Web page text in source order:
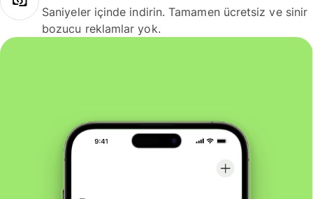
Saniyeler içinde indirin. Tamamen ücretsiz ve sinir
bozucu reklamlar yok.